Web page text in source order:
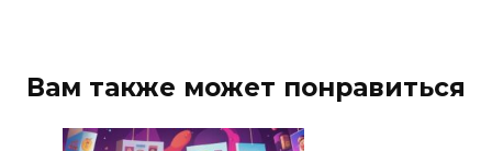
Вам также может понравиться